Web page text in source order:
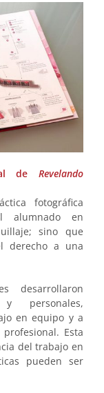
de Revelando
fotográfica
alumnado en
sino que
derecho a una
desarrollaron
personales,
en equipo y a
Esta
del trabajo en
pueden ser